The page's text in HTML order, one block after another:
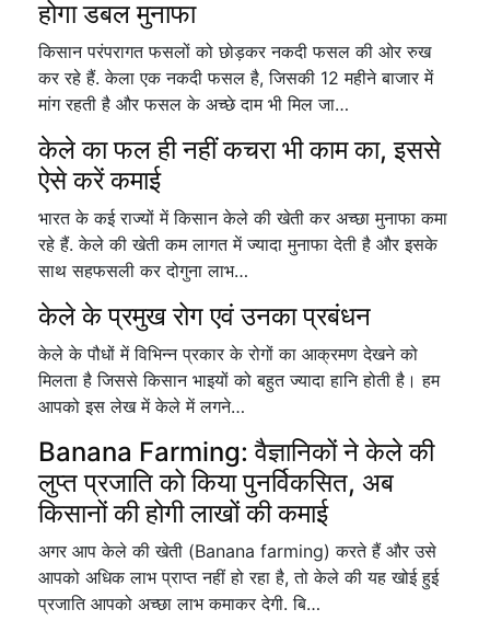
होगा डबल मुनाफा
किसान परंपरागत फसलों को छोड़कर नकदी फसल की ओर रुख
कर रहे हैं. केला एक नकदी फसल है, जिसकी 12 महीने बाजार में
मांग रहती है और फसल के अच्छे दाम भी मिल जा…
केले का फल ही नहीं कचरा भी काम का, इससे
ऐसे करें कमाई
भारत के कई राज्यों में किसान केले की खेती कर अच्छा मुनाफा कमा
रहे हैं. केले की खेती कम लागत में ज्यादा मुनाफा देती है और इसके
साथ सहफसली कर दोगुना लाभ…
केले के प्रमुख रोग एवं उनका प्रबंधन
केले के पौधों में विभिन्न प्रकार के रोगों का आक्रमण देखने को
मिलता है जिससे किसान भाइयों को बहुत ज्यादा हानि होती है। हम
आपको इस लेख में केले में लगने…
Banana Farming: वैज्ञानिकों ने केले की
लुप्त प्रजाति को किया पुनर्विकसित, अब
किसानों की होगी लाखों की कमाई
अगर आप केले की खेती (Banana farming) करते हैं और उसे
आपको अधिक लाभ प्राप्त नहीं हो रहा है, तो केले की यह खोई हुई
प्रजाति आपको अच्छा लाभ कमाकर देगी. बि…